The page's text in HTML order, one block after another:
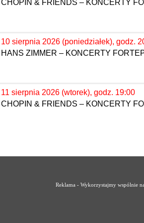
CHOPIN & FRIENDS – KONCERTY
10 sierpnia 2026 (poniedziałek), godz.
HANS ZIMMER – KONCERTY
11 sierpnia 2026 (wtorek), godz. 19:00
CHOPIN & FRIENDS – KONCERTY
Reklama - Wykorzystajmy wspólnie